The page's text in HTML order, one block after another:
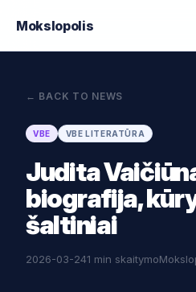
Mokslopolis
← BACK TO NEWS
VBE VBE LITERATŪRA
Judita
biografija,
šaltiniai
2026-03-241 min skaitymo